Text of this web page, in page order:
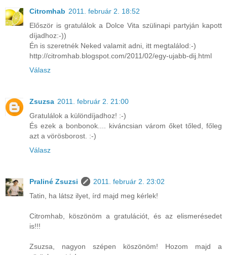
Citromhab 2011. február 2. 18:52
Először is gratulálok a Dolce Vita szülinapi partyján kapott
díjadhoz:-))
Én is szeretnék Neked valamit adni, itt megtalálod:-)
http://citromhab.blogspot.com/2011/02/egy-ujabb-dij.html
Válasz
Zsuzsa 2011. február 2. 21:00
Gratulálok a különdíjadhoz! :-)
És ezek a bonbonok.... kiváncsian várom őket tőled, főleg
azt a vörösborost. :-)
Válasz
Praliné Zsuzsi
2011. február 2. 23:02
Tatin, ha látsz ilyet, írd majd meg kérlek!
Citromhab, köszönöm a gratulációt, és az elismerésedet
is!!!
Zsuzsa, nagyon szépen köszönöm! Hozom majd a